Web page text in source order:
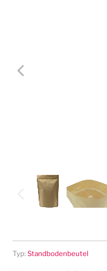
Typ: Standbodenbeutel